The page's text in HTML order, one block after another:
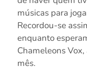
músicas para
Recordou-se
enquanto
Chameleons
mês.